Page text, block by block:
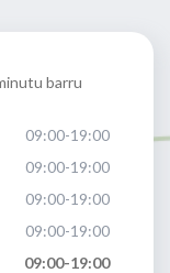
barru
09:00-19:00
09:00-19:00
09:00-19:00
09:00-19:00
09:00-19:00